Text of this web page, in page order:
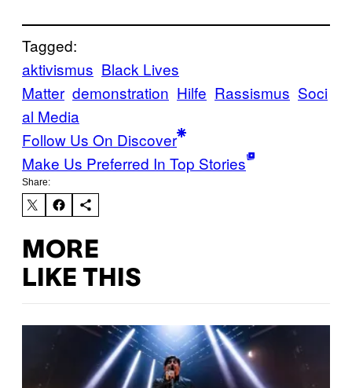
Tagged:
aktivismus Black Lives
Matter demonstration Hilfe Rassismus Soci
al Media
Follow Us On Discover
Make Us Preferred In Top Stories
Share:
MORE
LIKE THIS